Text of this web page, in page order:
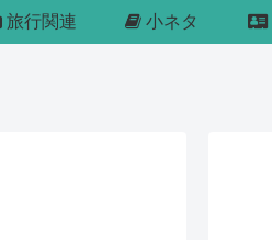
旅行関連 小ネタ